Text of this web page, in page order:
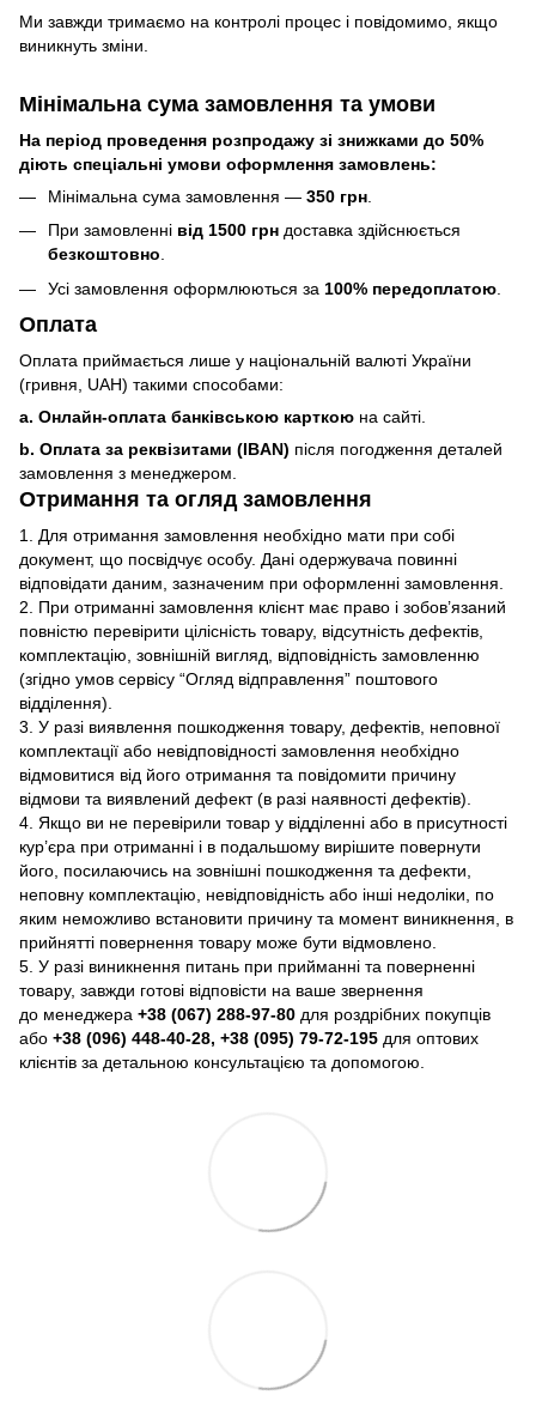
Ми завжди тримаємо на контролі процес і повідомимо, якщо
виникнуть зміни.
Мінімальна сума замовлення та умови
На період проведення розпродажу зі знижками до 50%
діють спеціальні умови оформлення замовлень:
Мінімальна сума замовлення — 350 грн
При замовленні від 1500 грн доставка здійснюється
безкоштовно.
Усі замовлення оформлюються за 100% передоплатою
Оплата
Оплата приймається лише у національній валюті України
(гривня, UAH) такими способами:
a. Онлайн-оплата банківською карткою на сайті.
b. Оплата за реквізитами (IBAN) після погодження деталей
замовлення з менеджером.
Отримання та огляд замовлення
1. Для отримання замовлення необхідно мати при собі
документ, що посвідчує особу. Дані одержувача повинні
відповідати даним, зазначеним при оформленні замовлення.
2. При отриманні замовлення клієнт має право і зобов’язаний
повністю перевірити цілісність товару, відсутність дефектів,
комплектацію, зовнішній вигляд, відповідність замовленню
(згідно умов сервісу “Огляд відправлення” поштового
відділення).
3. У разі виявлення пошкодження товару, дефектів, неповної
комплектації або невідповідності замовлення необхідно
відмовитися від його отримання та повідомити причину
відмови та виявлений дефект (в разі наявності дефектів).
4. Якщо ви не перевірили товар у відділенні або в присутності
кур’єра при отриманні і в подальшому вирішите повернути
його, посилаючись на зовнішні пошкодження та дефекти,
неповну комплектацію, невідповідність або інші недоліки, по
яким неможливо встановити причину та момент виникнення, в
прийнятті повернення товару може бути відмовлено.
5. У разі виникнення питань при прийманні та поверненні
товару, завжди готові відповісти на ваше звернення
до менеджера +38 (067) 288-97-80 для роздрібних покупців
або +38 (096) 448-40-28, +38 (095) 79-72-195 для оптових
клієнтів за детальною консультацією та допомогою.